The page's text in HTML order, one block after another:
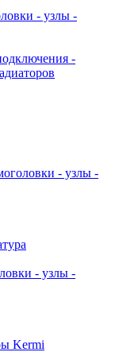
- узлы -
-
- узлы -
- узлы -
Kermi